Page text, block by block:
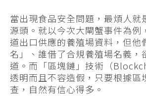
當出現食品安全問題，最煩人就
源頭。就以今次大閘蟹事件為例
道出口供應的養殖場資料，但他
名」、誰借了合規養殖場名義，
道。而「區塊鏈」技術（
透明而且不容造假，只要根據區
查，自然有信心得多。